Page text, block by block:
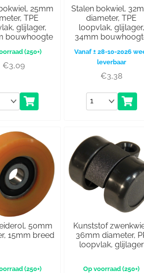
25mm
TPE
glijlager,
bouwhoogte
(250+)
€3,09
Stalen bokwiel,
diameter, TPE
loopvlak, glijlager,
34mm
Vanaf ± 28-10-2026
leverbaar
€3,38
Aantal
50mm
15mm breed
(250+)
Kunststof
36mm diameter,
loopvlak, glijlager
(250+)